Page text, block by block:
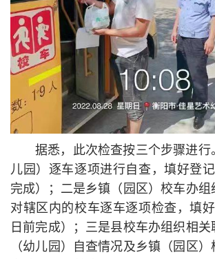
据悉，此次检查按三个步骤进行
儿园）逐车逐项进行自查，填好登
完成）；二是乡镇（园区）校车办组
对辖区内的校车逐车逐项检查，填
日前完成）；三是县校车办组织相
（幼儿园）自查情况及乡镇（园区